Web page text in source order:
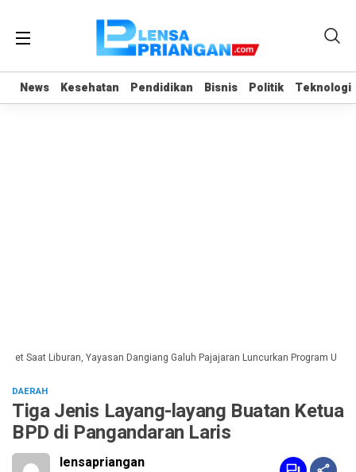
News Kesehatan Pendidikan Bisnis Politik Teknologi
News Kesehatan Pendidikan Bisnis Politik Teknologi
Saat Liburan, Yayasan Dangiang Galuh Pajajaran Luncurkan Program ULAS
DAERAH
Tiga Jenis Layang-layang Buatan Ketua
BPD di Pangandaran Laris
lensapriangan